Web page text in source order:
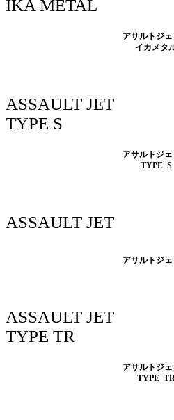
IKA METAL
アサルトジェ
イカメタ
ASSAULT JET
TYPE S
アサルトジェ
TYPE S
ASSAULT JET
アサルトジェ
ASSAULT JET
TYPE TR
アサルトジェ
TYPE